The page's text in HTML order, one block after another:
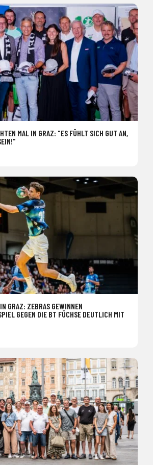
MAL IN GRAZ: "ES FÜHLT SICH GUT AN,
GRAZ: ZEBRAS GEWINNEN
GEGEN DIE BT FÜCHSE DEUTLICH MIT